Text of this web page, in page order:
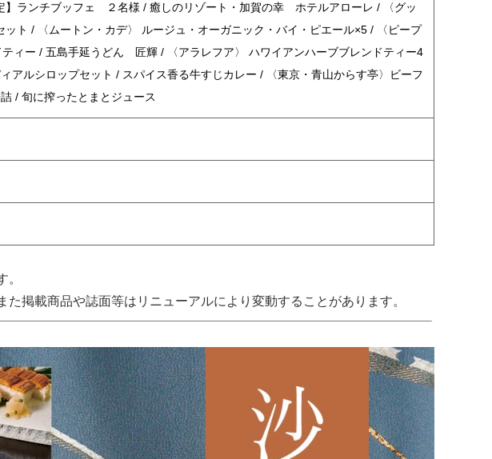
ランチブッフェ ２名様 / 癒しのリゾート・加賀の幸 ホテルアローレ / 〈グッ
ット / 〈ムートン・カデ〉 ルージュ・オーガニック・バイ・ピエール×5 / 〈ピープ
ティー / 五島手延うどん 匠輝 / 〈アラレフア〉 ハワイアンハーブブレンドティー4
アルシロップセット / スパイス香る牛すじカレー / 〈東京・青山からす亭〉ビーフ
/ 旬に搾ったとまとジュース
掲載商品や誌面等はリニューアルにより変動することがあります。